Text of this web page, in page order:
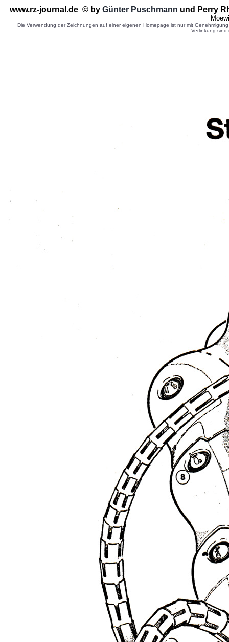
www.rz-journal.de © by Günter Puschmann und Perry
Die Verwendung der Zeichnungen auf einer eigenen Homepage ist nur mit
Verlinkung sind